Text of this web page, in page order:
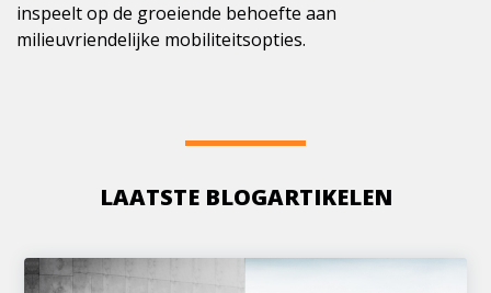
inspeelt op de groeiende behoefte aan
milieuvriendelijke mobiliteitsopties.
LAATSTE BLOGARTIKELEN